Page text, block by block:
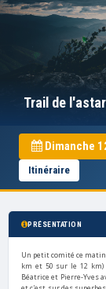
Trail de
Dimanche
Itinéraire
PRÉSENTATION
Un petit comité ce matin
km et 50 sur le 12 km)
Béatrice et Pierre-Yves